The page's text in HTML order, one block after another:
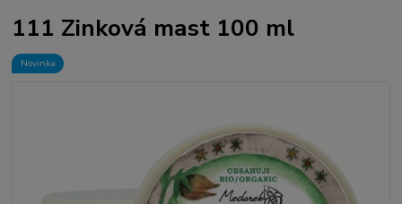
111 Zinková mast 100 ml
Novinka